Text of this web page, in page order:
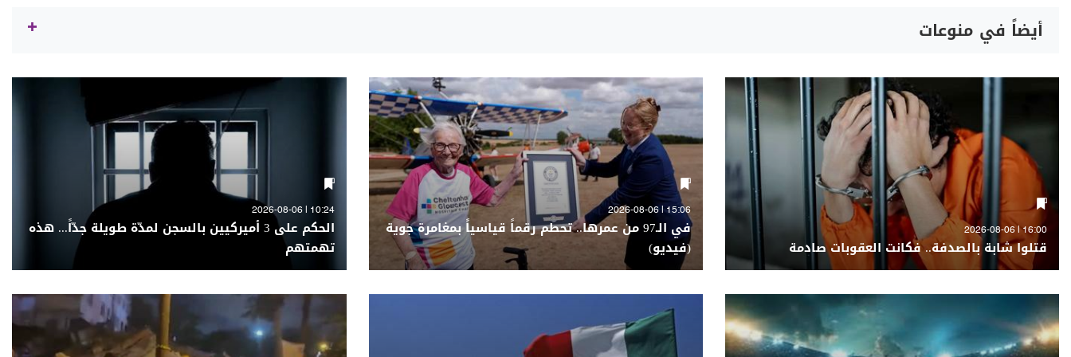
أيضاً في منوعات
16:00 | 2026-08-06
قتلوا شابة بالصدفة.. فكانت العقوبات صادمة
15:06 | 2026-08-06
في الـ97 من عمرها.. تحطم رقماً قياسياً بمغامرة جوية
(فيديو)
10:24 | 2026-08-06
الحكم على 3 أميركيين بالسجن لمدّة طويلة جدّاً... هذه
تهمتهم